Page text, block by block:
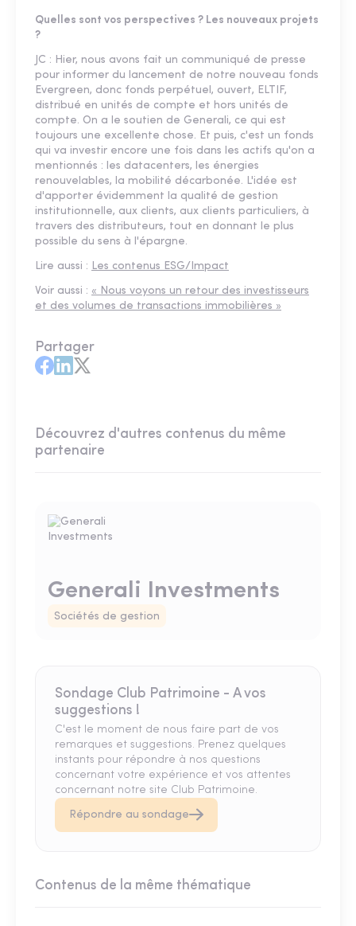
Quelles sont vos perspectives ? Les nouveaux projets
?
JC : Hier, nous avons fait un communiqué de presse
pour informer du lancement de notre nouveau fonds
Evergreen, donc fonds perpétuel, ouvert, ELTIF,
distribué en unités de compte et hors unités de
compte. On a le soutien de Generali, ce qui est
toujours une excellente chose. Et puis, c'est un fonds
qui va investir encore une fois dans les actifs qu'on a
mentionnés : les datacenters, les énergies
renouvelables, la mobilité décarbonée. L'idée est
d'apporter évidemment la qualité de gestion
institutionnelle, aux clients, aux clients particuliers, à
travers des distributeurs, tout en donnant le plus
possible du sens à l'épargne.
Lire aussi : Les contenus ESG/Impact
Voir aussi : « Nous voyons un retour des investisseurs
et des volumes de transactions immobilières »
Partager
Découvrez d'autres contenus du même
partenaire
Generali Investments
Sociétés de gestion
Sondage Club Patrimoine - A vos
suggestions !
C'est le moment de nous faire part de vos
remarques et suggestions. Prenez quelques
instants pour répondre à nos questions
concernant votre expérience et vos attentes
concernant notre site Club Patrimoine.
Répondre au sondage
Contenus de la même thématique